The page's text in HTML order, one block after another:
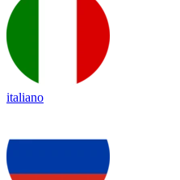
italiano